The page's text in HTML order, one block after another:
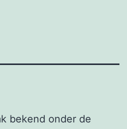
bekend onder de